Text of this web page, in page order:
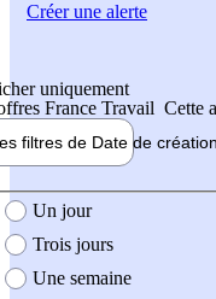
uniquement
France Travail Cette
filtres de Date de création
création de l'offre
Un jour
Trois jours
Une semaine
Créer une alerte